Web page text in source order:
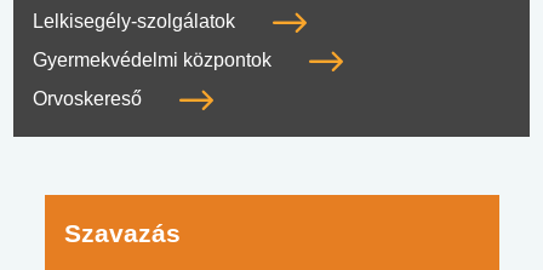
Lelkisegély-szolgálatok
Gyermekvédelmi központok
Orvoskereső
Szavazás